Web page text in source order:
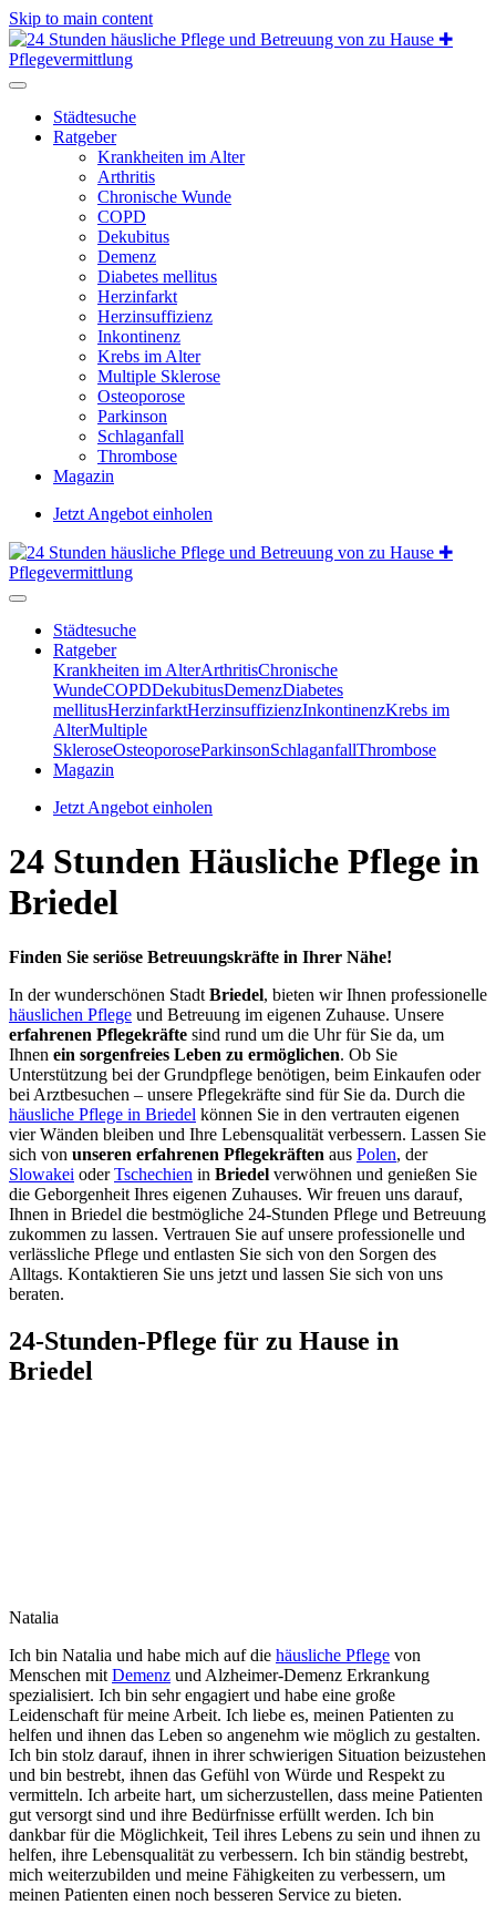
Skip to main content
Städtesuche
Ratgeber
Krankheiten im Alter
Arthritis
Chronische Wunde
COPD
Dekubitus
Demenz
Diabetes mellitus
Herzinfarkt
Herzinsuffizienz
Inkontinenz
Krebs im Alter
Multiple Sklerose
Osteoporose
Parkinson
Schlaganfall
Thrombose
Magazin
Jetzt Angebot einholen
Städtesuche
Ratgeber
Krankheiten im AlterArthritisChronische
WundeCOPDDekubitusDemenzDiabetes
mellitusHerzinfarktHerzinsuffizienzInkontinenzKrebs im
AlterMultiple
SkleroseOsteoporoseParkinsonSchlaganfallThrombose
Magazin
Jetzt Angebot einholen
24 Stunden Häusliche Pflege in
Briedel
Finden Sie seriöse Betreuungskräfte in Ihrer Nähe!
In der wunderschönen Stadt Briedel, bieten wir Ihnen professionelle
häuslichen Pflege und Betreuung im eigenen Zuhause. Unsere
erfahrenen Pflegekräfte sind rund um die Uhr für Sie da, um
Ihnen ein sorgenfreies Leben zu ermöglichen. Ob Sie
Unterstützung bei der Grundpflege benötigen, beim Einkaufen oder
bei Arztbesuchen – unsere Pflegekräfte sind für Sie da. Durch die
häusliche Pflege in Briedel können Sie in den vertrauten eigenen
vier Wänden bleiben und Ihre Lebensqualität verbessern. Lassen Sie
sich von unseren erfahrenen Pflegekräften aus Polen, der
Slowakei oderTschechien in Briedel verwöhnen und genießen Sie
die Geborgenheit Ihres eigenen Zuhauses. Wir freuen uns darauf,
Ihnen in Briedel die bestmögliche 24-Stunden Pflege und Betreuung
zukommen zu lassen. Vertrauen Sie auf unsere professionelle und
verlässliche Pflege und entlasten Sie sich von den Sorgen des
Alltags. Kontaktieren Sie uns jetzt und lassen Sie sich von uns
beraten.
24-Stunden-Pflege für zu Hause in
Briedel
Natalia
Ich bin Natalia und habe mich auf die häusliche Pflege von
Menschen mit Demenz und Alzheimer-Demenz Erkrankung
spezialisiert. Ich bin sehr engagiert und habe eine große
Leidenschaft für meine Arbeit. Ich liebe es, meinen Patienten zu
helfen und ihnen das Leben so angenehm wie möglich zu gestalten.
Ich bin stolz darauf, ihnen in ihrer schwierigen Situation beizustehen
und bin bestrebt, ihnen das Gefühl von Würde und Respekt zu
vermitteln. Ich arbeite hart, um sicherzustellen, dass meine Patienten
gut versorgt sind und ihre Bedürfnisse erfüllt werden. Ich bin
dankbar für die Möglichkeit, Teil ihres Lebens zu sein und ihnen zu
helfen, ihre Lebensqualität zu verbessern. Ich bin ständig bestrebt,
mich weiterzubilden und meine Fähigkeiten zu verbessern, um
meinen Patienten einen noch besseren Service zu bieten.